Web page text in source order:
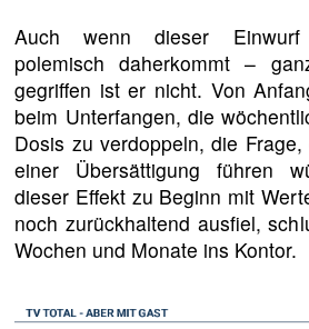
Auch wenn dieser
polemisch daherkommt –
gegriffen ist er nicht. Von
beim Unterfangen, die
Dosis zu verdoppeln, die
einer Übersättigung führen
dieser Effekt zu Beginn mit
noch zurückhaltend ausfiel,
Wochen und Monate ins Kontor.